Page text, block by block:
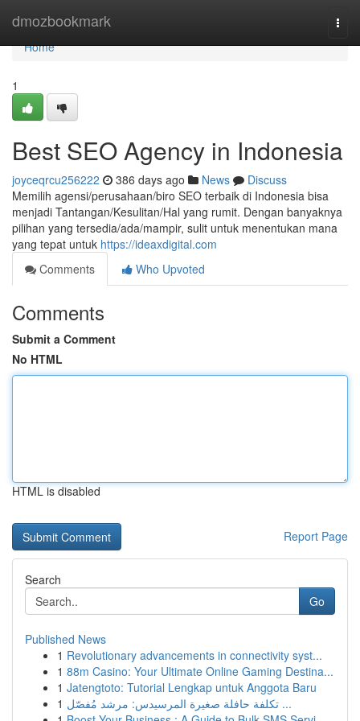
dmozbookmark
Home
Home
1
Best SEO Agency in Indonesia
joyceqrcu256222 386 days ago News
Discuss
Memilih agensi/perusahaan/biro SEO terbaik di Indonesia bisa
menjadi Tantangan/Kesulitan/Hal yang rumit. Dengan banyaknya
pilihan yang tersedia/ada/mampir, sulit untuk menentukan mana
yang tepat untuk https://ideaxdigital.com
Comments
Who Upvoted
Comments
Submit a Comment
No HTML
HTML is disabled
Report Page
Search
Go
Published News
1 Revolutionary advancements in connectivity syst...
1 88m Casino: Your Ultimate Online Gaming Destina...
1 Jatengtoto: Tutorial Lengkap untuk Anggota Baru
1
تكلفة حافلة صغيرة المرسيدس: مرشد مُفصّل ...